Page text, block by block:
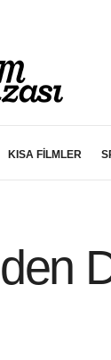
KISA FİLMLER